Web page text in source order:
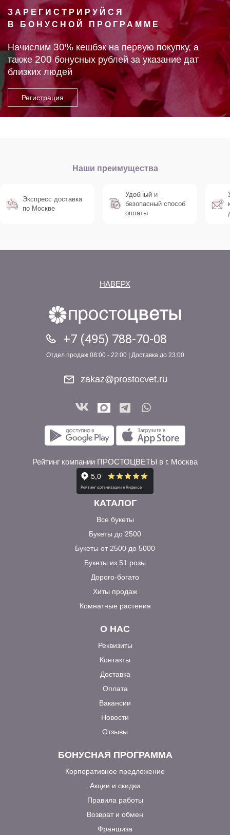
ЗАРЕГИСТРИРУЙСЯ
В БОНУСНОЙ ПРОГРАММЕ
Начислим 30% кешбэк на первую покупку, а
также 200 бонусных рублей за указание дат
близких людей
Наши преимущества
Экспресс доставка
по Москве
Удобный и
безопасный способ
оплаты
НАВЕРХ
+7 (495) 788-70-08
Отдел продаж 08:00 - 22:00 | Доставка до 23:00
zakaz@prostocvet.ru
Рейтинг компании ПРОСТОЦВЕТЫ в г. Москва
КАТАЛОГ
Все букеты
Букеты до 2500
Букеты от 2500 до 5000
Букеты из 51 розы
Дорого-богато
Хиты продаж
Комнатные растения
О НАС
Реквизиты
Контакты
Доставка
Оплата
Вакансии
Новости
Отзывы
БОНУСНАЯ ПРОГРАММА
Корпоративное предложение
Акции и скидки
Правила работы
Возврат и обмен
Франшиза